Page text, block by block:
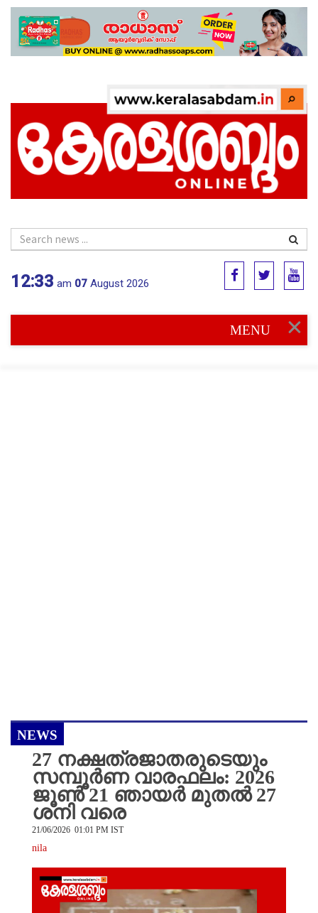
12:33 am 07 August 2026
MENU
NEWS
27 നക്ഷത്രജാതരുടെയും
സമ്പൂർണ വാരഫലം: 2026
ജൂൺ 21 ഞായർ മുതൽ 27
ശനി വരെ
21/06/2026 01:01 PM IST
nila